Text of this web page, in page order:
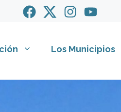
Los Municipios